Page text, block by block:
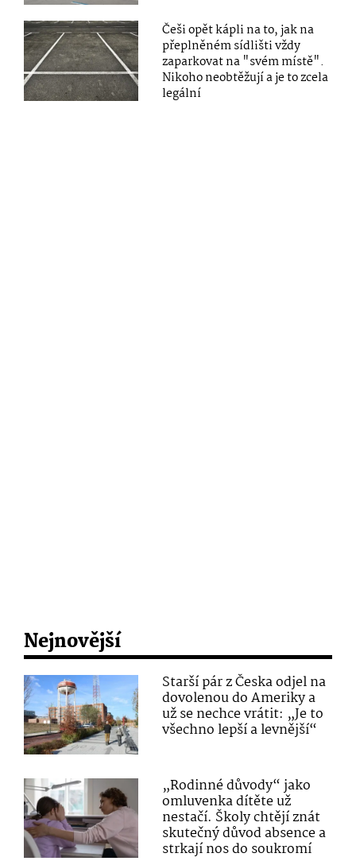
Češi opět kápli na to, jak na
přeplněném sídlišti vždy
zaparkovat na "svém místě".
Nikoho neobtěžují a je to zcela
legální
Nejnovější
Starší pár z Česka odjel na
dovolenou do Ameriky a
už se nechce vrátit: „Je to
všechno lepší a levnější“
„Rodinné důvody“ jako
omluvenka dítěte už
nestačí. Školy chtějí znát
skutečný důvod absence a
strkají nos do soukromí